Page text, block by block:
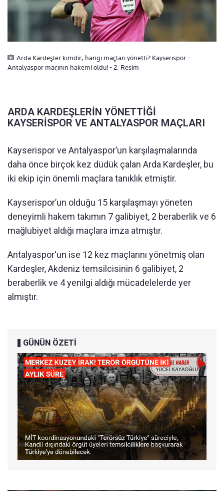
Arda Kardeşler kimdir, hangi maçları yönetti? Kayserispor -
Antalyaspor maçının hakemi oldu! - 2. Resim
ARDA KARDEŞLERİN YÖNETTİĞİ
KAYSERİSPOR VE ANTALYASPOR MAÇLARI
Kayserispor ve Antalyaspor’un karşılaşmalarında
daha önce birçok kez düdük çalan Arda Kardeşler, bu
iki ekip için önemli maçlara tanıklık etmiştir.
Kayserispor’un olduğu 15 karşılaşmayı yöneten
deneyimli hakem takımın 7 galibiyet, 2 beraberlik ve 6
mağlubiyet aldığı maçlara imza atmıştır.
Antalyaspor'un ise 12 kez maçlarını yönetmiş olan
Kardeşler, Akdeniz temsilcisinin 6 galibiyet, 2
beraberlik ve 4 yenilgi aldığı mücadelelerde yer
almıştır.
GÜNÜN ÖZETİ